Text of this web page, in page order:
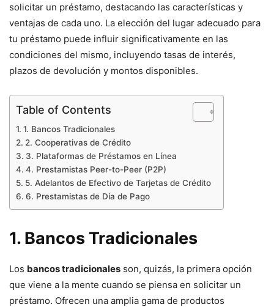
solicitar un préstamo, destacando las características y
ventajas de cada uno. La elección del lugar adecuado para
tu préstamo puede influir significativamente en las
condiciones del mismo, incluyendo tasas de interés,
plazos de devolución y montos disponibles.
Table of Contents
1. Bancos Tradicionales
2. Cooperativas de Crédito
3. Plataformas de Préstamos en Línea
4. Prestamistas Peer-to-Peer (P2P)
5. Adelantos de Efectivo de Tarjetas de Crédito
6. Prestamistas de Día de Pago
1. Bancos Tradicionales
Los bancos tradicionales son, quizás, la primera opción
que viene a la mente cuando se piensa en solicitar un
préstamo. Ofrecen una amplia gama de productos